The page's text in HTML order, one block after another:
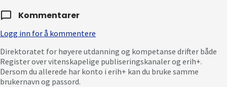
Kommentarer
Logg inn for å kommentere
Direktoratet for høyere utdanning og kompetanse drifter både
Register over vitenskapelige publiseringskanaler og erih+.
Dersom du allerede har konto i erih+ kan du bruke samme
brukernavn og passord.